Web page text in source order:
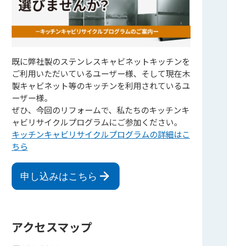
既に弊社製のステンレスキャビネットキッチンを
ご利用いただいているユーザー様、そして現在木
製キャビネット等のキッチンを利用されているユ
ーザー様。
ぜひ、今回のリフォームで、私たちのキッチンキ
ャビリサイクルプログラムにご参加ください。
キッチンキャビリサイクルプログラムの詳細はこ
ちら
申し込みはこちら
アクセスマップ